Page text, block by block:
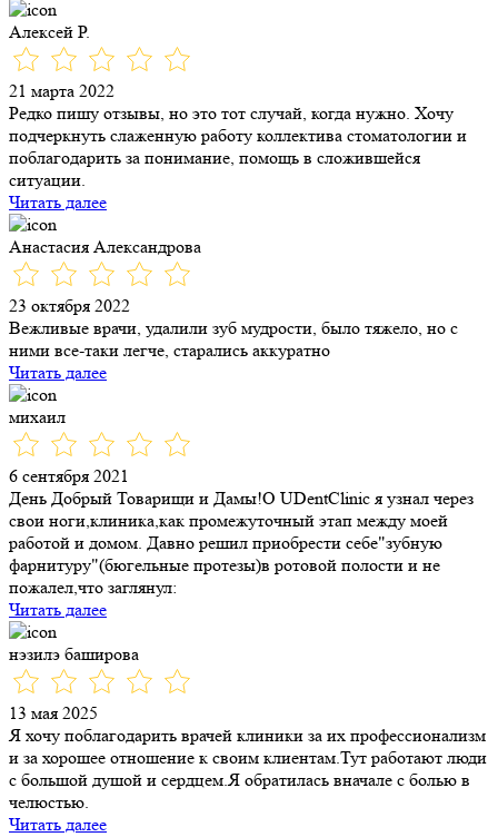
Алексей Р.
21 марта 2022
Редко пишу отзывы, но это тот случай, когда нужно. Хочу
подчеркнуть слаженную работу коллектива стоматологии и
поблагодарить за понимание, помощь в сложившейся
ситуации.
Читать далее
Анастасия Александрова
23 октября 2022
Вежливые врачи, удалили зуб мудрости, было тяжело, но с
ними все-таки легче, старались аккуратно
Читать далее
михаил
6 сентября 2021
День Добрый Товарищи и Дамы!О UDentClinic я узнал через
свои ноги,клиника,как промежуточный этап между моей
работой и домом. Давно решил приобрести себе"зубную
фарнитуру"(бюгельные протезы)в ротовой полости и не
пожалел,что заглянул:
Читать далее
нэзилэ баширова
13 мая 2025
Я хочу поблагодарить врачей клиники за их профессионализм
и за хорошее отношение к своим клиентам.Тут работают люди
с большой душой и сердцем.Я обратилась вначале с болью в
челюстью.
Читать далее